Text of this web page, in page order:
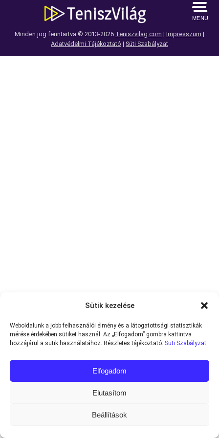
Sütik kezelése
Weboldalunk a jobb felhasználói élmény és a látogatottsági statisztikák
mérése érdekében sütiket használ. Az „Elfogadom” gombra kattintva
hozzájárul a sütik használatához. Részletes tájékoztató: Süti Szabályzat
Elfogadom
Elutasítom
Beállítások
MENU
Minden jog fenntartva © 2013-2026 Teniszvilag.com | Impresszum |
Adatvédelmi Tájékoztató | Süti Szabályzat